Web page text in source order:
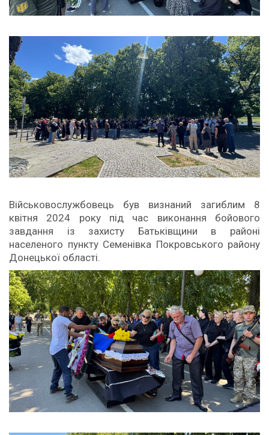
Військовослужбовець був визнаний загиблим 8
квітня 2024 року під час виконання бойового
завдання із захисту Батьківщини в районі
населеного пункту Семенівка Покровського району
Донецької області.